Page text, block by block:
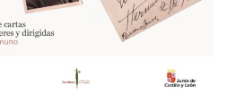
29 septiembre 2025